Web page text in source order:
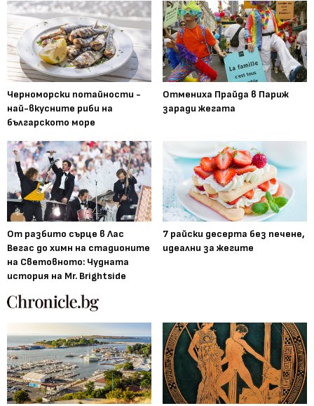
Черноморски потайности -
най-вкусните риби на
българското море
Отмениха Прайда в Париж
заради жегата
От разбито сърце в Лас
Вегас до химн на стадионите
на Световното: Чудната
история на Mr. Brightside
7 райски десерта без печене,
идеални за жегите